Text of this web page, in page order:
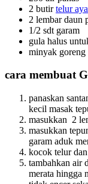
2 butirtelur
2 lembar daun
1/2 sdt garam
gula halus
minyak goreng
cara membuat
panaskan
kecil masak
masukkan 2
masukkan
garam aduk
kocok telur
tambahkan air
merata hingga